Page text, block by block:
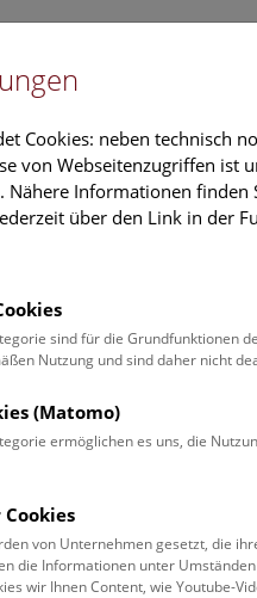
Führungen &
finden Sie
Erwachsene (0)
Familien (0)
Cookies: neben technisch
von Webseitenzugriffen ist
Nähere Informationen
über den Link in der
sind für die Grundfunktionen
Nutzung und sind daher nicht
(Matomo)
ermöglichen es uns, die
von Unternehmen gesetzt, die
die Informationen unter
wir Ihnen Content, wie Youtube-